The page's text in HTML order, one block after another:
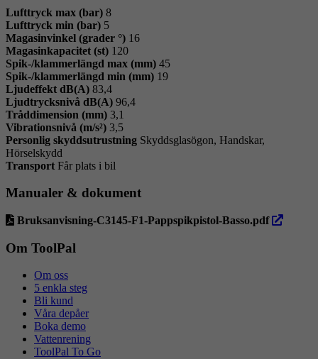
Lufttryck max (bar) 8
Lufttryck min (bar) 5
Magasinvinkel (grader °) 16
Magasinkapacitet (st) 120
Spik-/klammerlängd max (mm) 45
Spik-/klammerlängd min (mm) 19
Ljudeffekt dB(A) 83,4
Ljudtrycksnivå dB(A) 96,4
Tråddimension (mm) 3,1
Vibrationsnivå (m/s²) 3,5
Personlig skyddsutrustning Skyddsglasögon, Handskar,
Hörselskydd
Transport Får plats i bil
Manualer & dokument
Bruksanvisning-C3145-F1-Pappspikpistol-Basso.pdf öppna
Om ToolPal
Om oss
5 enkla steg
Bli kund
Våra depåer
Boka demo
Vattenrening
ToolPal To Go